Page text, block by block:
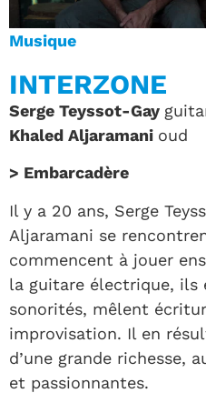
Musique
INTERZONE
Serge Teyssot-Gay
Khaled Aljaramani oud
> Embarcadère
Il y a 20 ans, Serge
Aljaramani se
commencent à jouer
la guitare électrique, ils
sonorités, mêlent
improvisation. Il en
d’une grande richesse,
et passionnantes.